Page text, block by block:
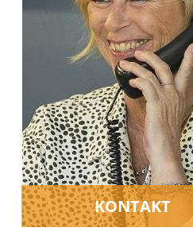
Nehmen Sie Kontakt
uns auf.
KONTAKT